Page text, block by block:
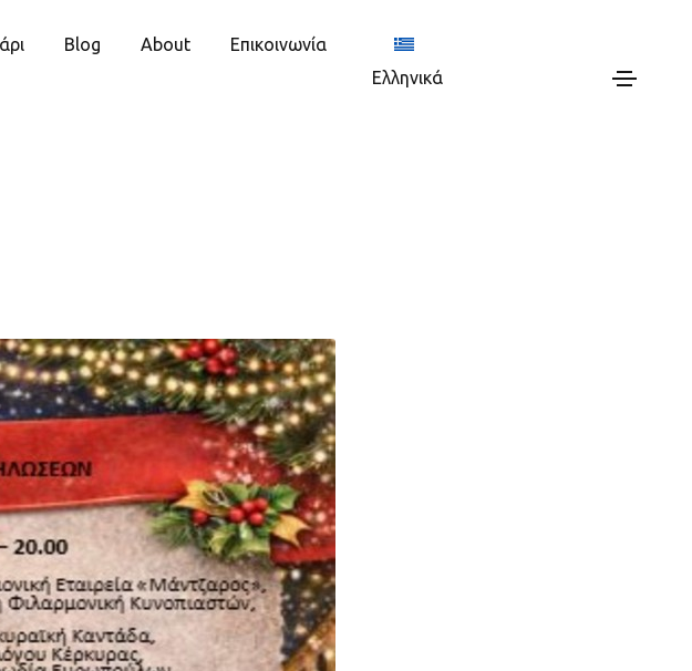
Blog About
Επικοινωνία
Ελληνικά